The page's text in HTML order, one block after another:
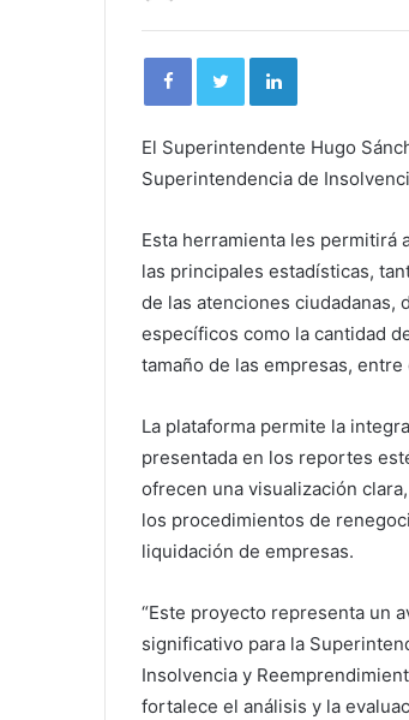
El Superintendente Hugo
Superintendencia de
Esta herramienta les permitirá
las principales estadísticas,
de las atenciones ciudadanas,
específicos como la cantidad
tamaño de las empresas,
La plataforma permite la
presentada en los reportes
ofrecen una visualización
los procedimientos de
liquidación de empresas.
“Este proyecto representa un
significativo para la
Insolvencia y
fortalece el análisis y la